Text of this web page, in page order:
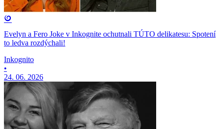
Evelyn a Fero Joke v Inkognite ochutnali TÚTO delikatesu: Spotení
to ledva rozdýchali!
Inkognito
•
24. 06. 2026